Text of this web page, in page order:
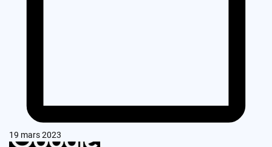
19 mars 2023